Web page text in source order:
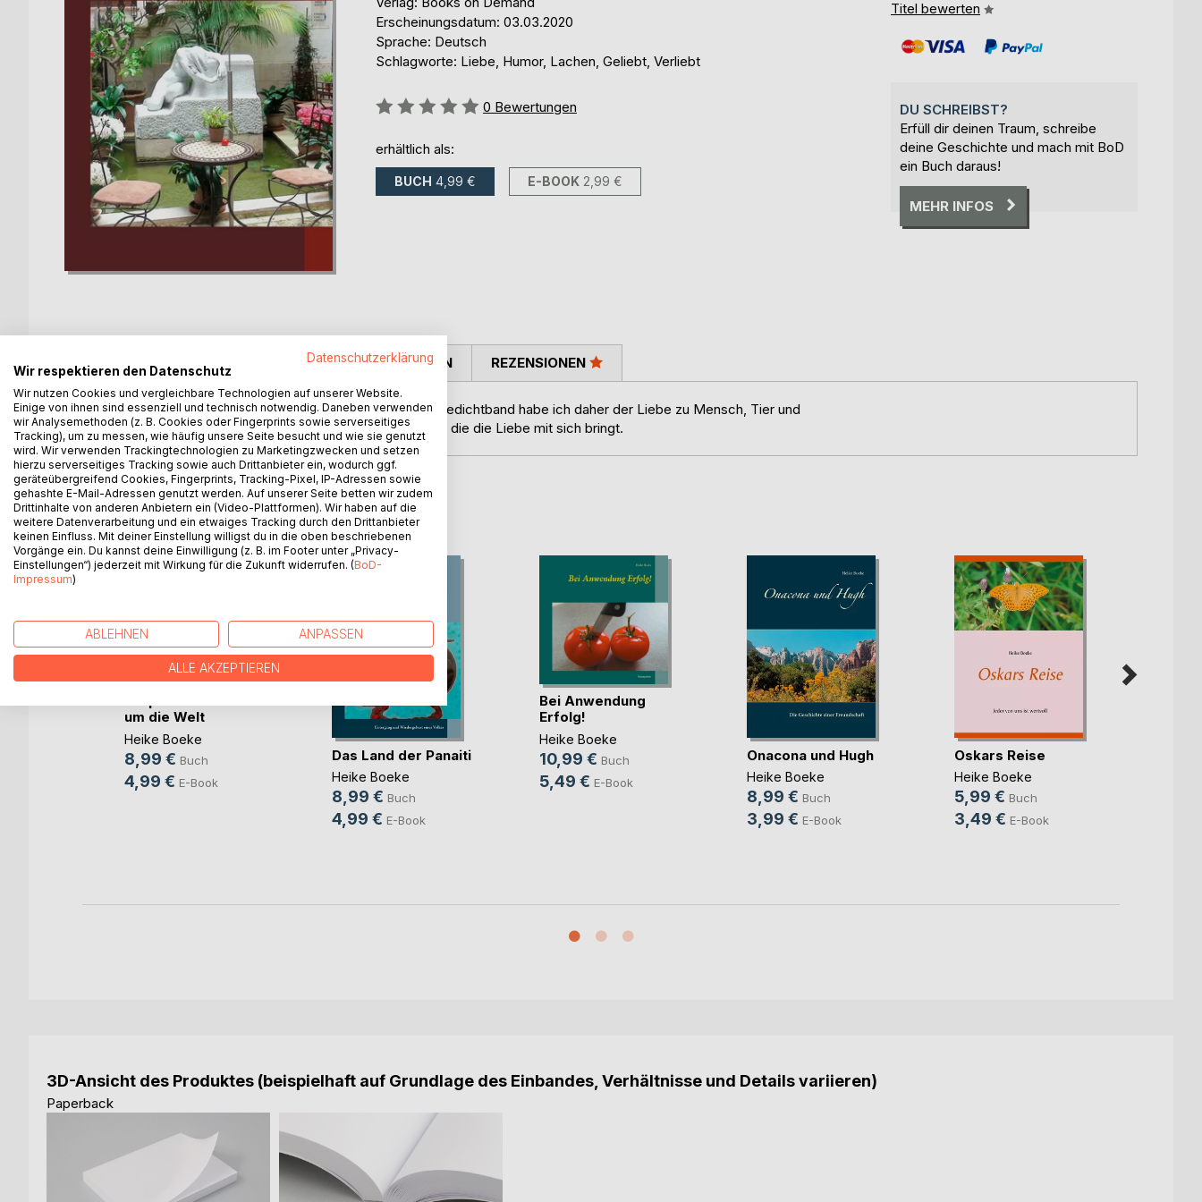
Erscheinungsdatum: 03.03.2020
Sprache: Deutsch
Schlagworte: Liebe, Humor, Lachen, Geliebt, Verliebt
Bewertung::
0 Bewertungen
erhältlich als:
BUCH 4,99 € E-BOOK 2,99 €
Titel bewerten
DU SCHREIBST?
Erfüll dir deinen Traum, schreibe
deine Geschichte und mach mit BoD
ein Buch daraus!
MEHR INFOS
BESCHREIBUNG
Die Liebe hat viele Facetten und Ausprägungen. Diesen Gedichtband habe ich daher der Liebe zu Mensch, Tier und
zu sich selbst gewidmet incl. aller Irrungen und Wirrungen, die die Liebe mit sich bringt.
PRESSESTIMMEN REZENSIONEN
WEITERE TITEL BEIBoD
um die Welt
Heike Boeke
8,99 € Buch
4,99 € E-Book
Das Land der Panaiti
Heike Boeke
8,99 € Buch
4,99 € E-Book
Bei Anwendung
Erfolg!
Heike Boeke
10,99 € Buch
5,49 € E-Book
Onacona und Hugh
Heike Boeke
8,99 € Buch
3,99 € E-Book
Oskars Reise
Heike Boeke
5,99 € Buch
3,49 € E-Book
3D-Ansicht des Produktes (beispielhaft auf Grundlage des Einbandes, Verhältnisse und Details variieren)
Paperback
Datenschutzerklärung
Wir respektieren den Datenschutz
Wir nutzen Cookies und vergleichbare Technologien auf unserer Website.
Einige von ihnen sind essenziell und technisch notwendig. Daneben verwenden
wir Analysemethoden (z. B. Cookies oder Fingerprints sowie serverseitiges
Tracking), um zu messen, wie häufig unsere Seite besucht und wie sie genutzt
wird. Wir verwenden Trackingtechnologien zu Marketingzwecken und setzen
hierzu serverseitiges Tracking sowie auch Drittanbieter ein, wodurch ggf.
geräteübergreifend Cookies, Fingerprints, Tracking-Pixel, IP-Adressen sowie
gehashte E-Mail-Adressen genutzt werden. Auf unserer Seite betten wir zudem
Drittinhalte von anderen Anbietern ein (Video-Plattformen). Wir haben auf die
weitere Datenverarbeitung und ein etwaiges Tracking durch den Drittanbieter
keinen Einfluss. Mit deiner Einstellung willigst du in die oben beschriebenen
Vorgänge ein. Du kannst deine Einwilligung (z. B. im Footer unter „Privacy-
Einstellungen“) jederzeit mit Wirkung für die Zukunft widerrufen. (BoD-
Impressum)
ABLEHNEN ANPASSEN
ALLE AKZEPTIEREN